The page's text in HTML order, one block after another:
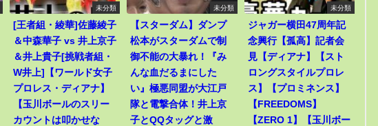
未分類
[王者組・綾華]佐藤綾子
＆中森華子 vs 井上京子
＆井上貴子[挑戦者組・
W井上]【ワールド女子
プロレス・ディアナ】
【玉川ボールのスリー
カウントは叩かせな
未分類
【スターダム】ダンプ
松本がスターダムで制
御不能の大暴れ！『み
んな血だるまにした
い』極悪同盟が大江戸
隊と電撃合体！井上京
子とQQタッグと激
未分類
ジャガー横田47周年記
念興行【孤高】記者会
見【ディアナ】【スト
ロングスタイルプロレ
ス】【プロミネンス】
【FREEDOMS】
【ZERO 1】【玉川ボー